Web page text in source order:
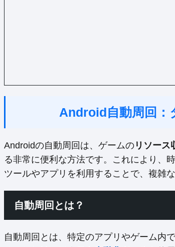
Android自動周回：
Androidの自動周回は、ゲームの リソース
る非常に便利な方法です。これにより、
ツールやアプリを利用することで、複雑
自動周回とは？
自動周回とは、特定のアプリやゲーム内で